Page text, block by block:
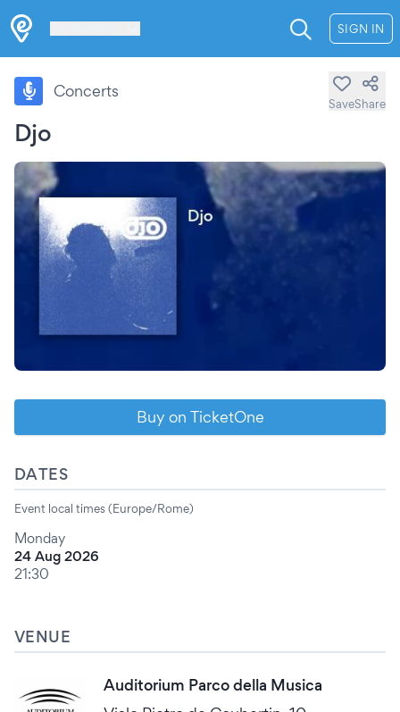
SIGN IN
Djo
Concerts
SaveShare
Buy on TicketOne
DATES
Event local times (Europe/Rome)
Monday
24 Aug 2026
21:30
VENUE
Auditorium Parco della Musica